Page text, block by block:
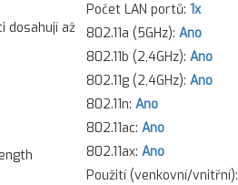
dosahují až
Počet LAN portů: 1x
802.11a (5GHz): Ano
802.11b (2,4GHz): Ano
802.11g (2,4GHz): Ano
802.11n: Ano
802.11ac: Ano
802.11ax: Ano
Použití (venkovní/vnitřní):